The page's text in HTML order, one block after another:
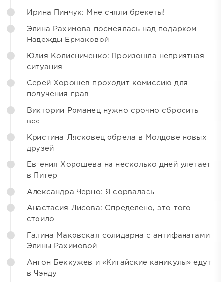
Ирина Пинчук: Мне сняли брекеты!
Элина Рахимова посмеялась над подарком
Надежды Ермаковой
Юлия Колисниченко: Произошла неприятная
ситуация
Серей Хорошев проходит комиссию для
получения прав
Виктории Романец нужно срочно сбросить
вес
Кристина Лясковец обрела в Молдове новых
друзей
Евгения Хорошева на несколько дней улетает
в Питер
Александра Черно: Я сорвалась
Анастасия Лисова: Определено, это того
стоило
Галина Маковская солидарна с антифанатами
Элины Рахимовой
Антон Беккужев и «Китайские каникулы» едут
в Чэнду